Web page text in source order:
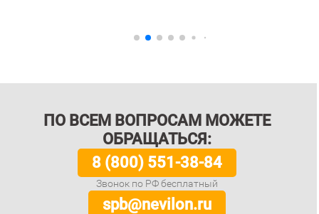
ПО ВСЕМ ВОПРОСАМ МОЖЕТЕ
ОБРАЩАТЬСЯ:
8 (800) 551-38-84
Звонок по РФ бесплатный
spb@nevilon.ru